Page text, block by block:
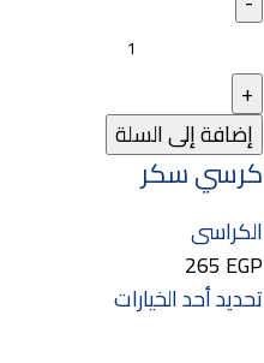
إضافة إلى السلة
كرسي سكر
الكراسى
265 EGP
تحديد أحد الخيارات